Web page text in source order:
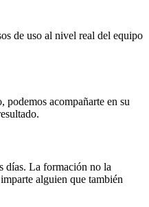
de uso al nivel real del equipo
podemos acompañarte en su
días. La formación no la
alguien que también